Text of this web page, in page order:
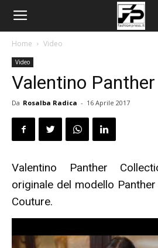
Home Video
Video
Valentino
Da Rosalba Radica - 16 Aprile 2017
Valentino Panther
originale del modello
Couture.